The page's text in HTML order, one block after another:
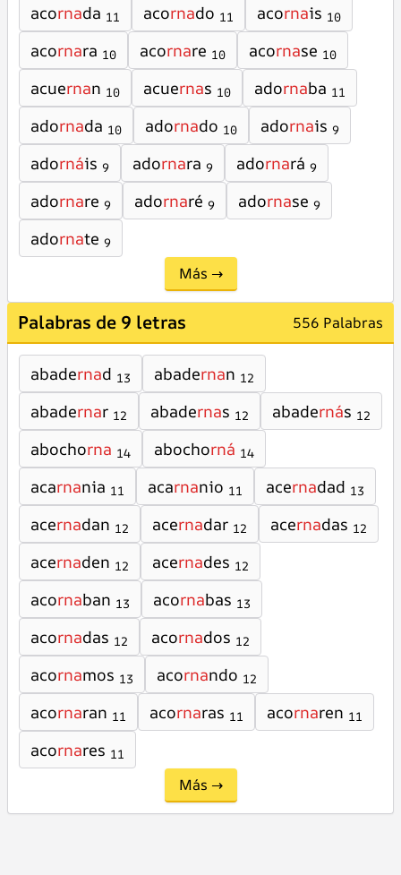
acornada 11 acornado 11 acornais 10
acornara 10 acornare 10 acornase 10
acuernan 10 acuernas 10 adornaba 11
adornada 10 adornado 10 adornais 9
adornáis 9 adornara 9 adornará 9
adornare 9 adornaré 9 adornase 9
adornate 9
Más →
Palabras de 9 letras 556 Palabras
abadernad 13 abadernan 12
abadernar 12 abadernas 12 abadernás 12
abochorna 14 abochorná 14
acarnania 11 acarnanio 11 acernadad 13
acernadan 12 acernadar 12 acernadas 12
acernaden 12 acernades 12
acornaban 13 acornabas 13
acornadas 12 acornados 12
acornamos 13 acornando 12
acornaran 11 acornaras 11 acornaren 11
acornares 11
Más →